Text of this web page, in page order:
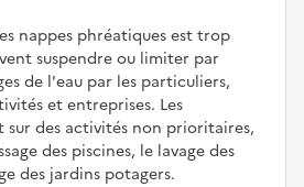
nappes phréatiques est trop
suspendre ou limiter par
de l'eau par les particuliers,
et entreprises. Les
des activités non prioritaires,
des piscines, le lavage des
des jardins potagers.